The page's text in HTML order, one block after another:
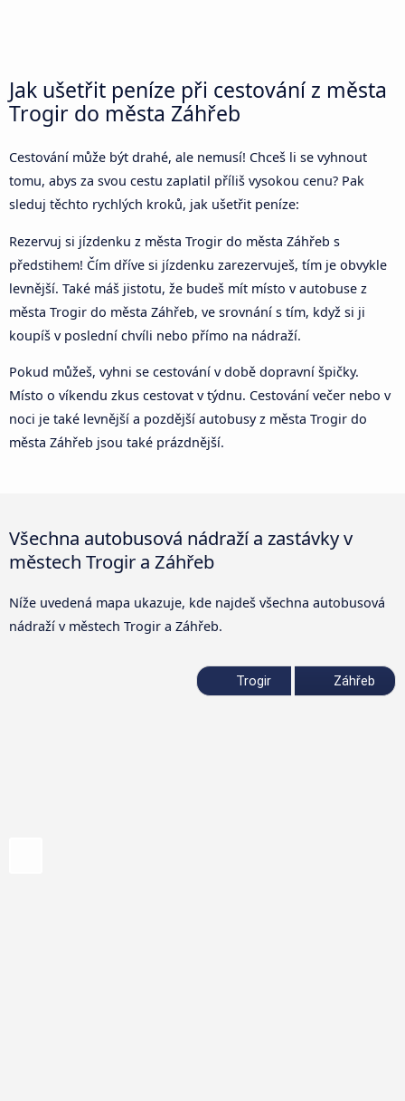
Jak ušetřit peníze při cestování z města
Trogir do města Záhřeb
Cestování může být drahé, ale nemusí! Chceš li se vyhnout
tomu, abys za svou cestu zaplatil příliš vysokou cenu? Pak
sleduj těchto rychlých kroků, jak ušetřit peníze:
Rezervuj si jízdenku z města Trogir do města Záhřeb s
předstihem! Čím dříve si jízdenku zarezervuješ, tím je obvykle
levnější. Také máš jistotu, že budeš mít místo v autobuse z
města Trogir do města Záhřeb, ve srovnání s tím, když si ji
koupíš v poslední chvíli nebo přímo na nádraží.
Pokud můžeš, vyhni se cestování v době dopravní špičky.
Místo o víkendu zkus cestovat v týdnu. Cestování večer nebo v
noci je také levnější a pozdější autobusy z města Trogir do
města Záhřeb jsou také prázdnější.
Všechna autobusová nádraží a zastávky v
městech Trogir a Záhřeb
Níže uvedená mapa ukazuje, kde najdeš všechna autobusová
nádraží v městech Trogir a Záhřeb.
Trogir Záhřeb